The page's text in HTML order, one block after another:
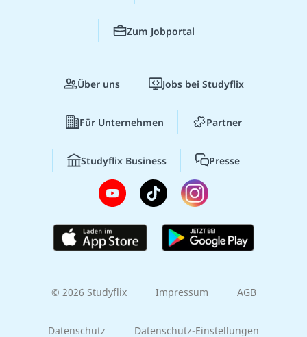
Zum Jobportal
Über uns Jobs bei Studyflix
Für Unternehmen Partner
Studyflix Business Presse
© 2026 Studyflix Impressum AGB
Datenschutz Datenschutz-Einstellungen